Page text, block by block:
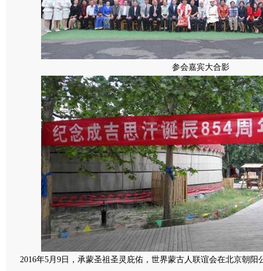
参会嘉宾大合影
2016年5月9日，承蒙圣祖圣灵庇佑，世界蒙古人联谊会在北京朝阳